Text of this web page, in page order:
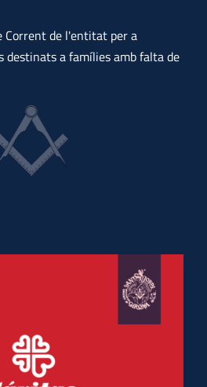
Corrent de l'entitat per a
destinats a famílies amb falta de